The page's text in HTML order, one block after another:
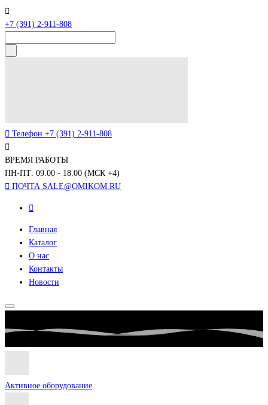
+7 (391) 2-911-808
Телефон +7 (391) 2-911-808
ВРЕМЯ РАБОТЫ
ПН-ПТ: 09.00 - 18.00 (МСК +4)
ПОЧТА SALE@OMIKOM.RU
Главная
Каталог
О нас
Контакты
Новости
Активное оборудование